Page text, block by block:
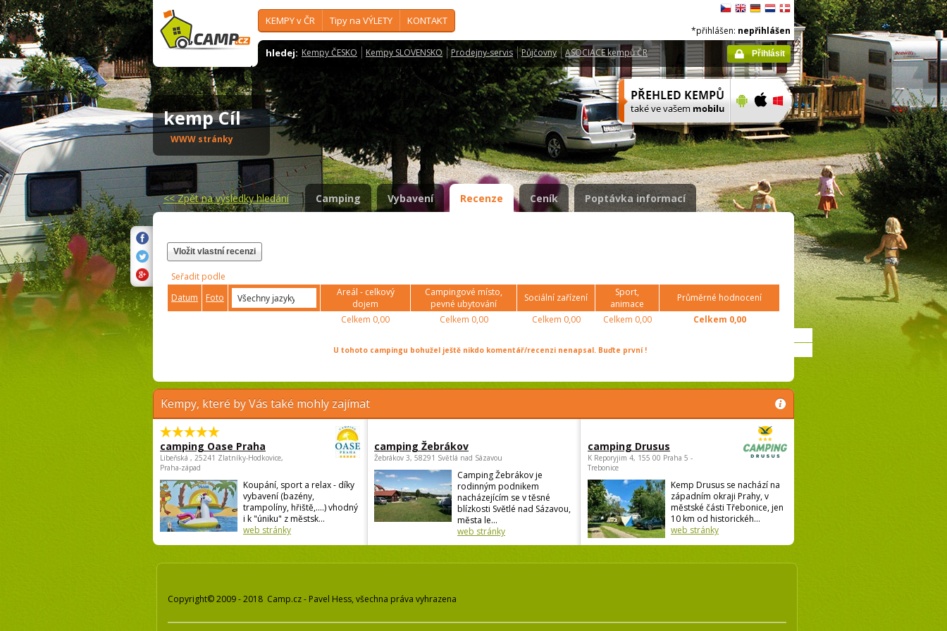
KEMPY v ČR Tipy na VÝLETY KONTAKT
hledej: Kempy ČESKO Kempy SLOVENSKO Prodejny-servis Půjčovny ASOCIACE kempů ČR
*přihlášen: nepřihlášen
Přihlásit
kemp Cíl
WWW stránky
<<Zpět na výsledky hledání Camping Vybavení Recenze Ceník Poptávka informací
Vložit vlastní recenzi
Seřadit podle
Datum
Foto
Areál - celkový
dojem
Campingové místo,
pevné ubytování
Sociální zařízení
Sport,
animace
Průměrné hodnocení
Celkem 0,00 Celkem 0,00 Celkem 0,00 Celkem 0,00 Celkem 0,00
U tohoto campingu bohužel ještě nikdo komentář/recenzi nenapsal. Buďte první !
Kempy, které by Vás také mohly zajímat
camping Oase Praha
Libeňská , 25241 Zlatníky-Hodkovice,
Praha-západ
Koupání, sport a relax - díky
vybavení (bazény,
trampolíny, hřiště,....) vhodný
i k "úniku" z městsk...
web stránky
camping Žebrákov
Žebrákov 3, 58291 Světlá nad Sázavou
Camping Žebrákov je
rodinným podnikem
nacházejícím se v těsné
blízkosti Světlé nad Sázavou,
města le...
web stránky
camping Drusus
K Reporyjim 4, 155 00 Praha 5 -
Trebonice
Kemp Drusus se nachází na
západním okraji Prahy, v
městské části Třebonice, jen
10 km od historickéh...
web stránky
Copyright© 2009 - 2018 Camp.cz - Pavel Hess, všechna práva vyhrazena